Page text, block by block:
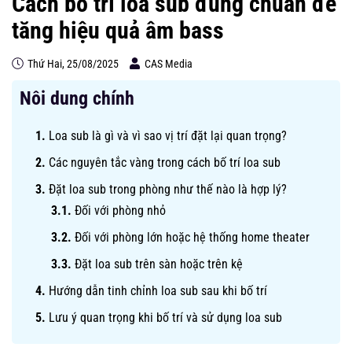
tăng hiệu quả âm bass
Thứ Hai, 25/08/2025 CAS Media
Nôi dung chính
Loa sub là gì và vì sao vị trí đặt lại quan trọng?
Các nguyên tắc vàng trong cách bố trí loa sub
Đặt loa sub trong phòng như thế nào là hợp lý?
Đối với phòng nhỏ
Đối với phòng lớn hoặc hệ thống home theater
Đặt loa sub trên sàn hoặc trên kệ
Hướng dẫn tinh chỉnh loa sub sau khi bố trí
Lưu ý quan trọng khi bố trí và sử dụng loa sub